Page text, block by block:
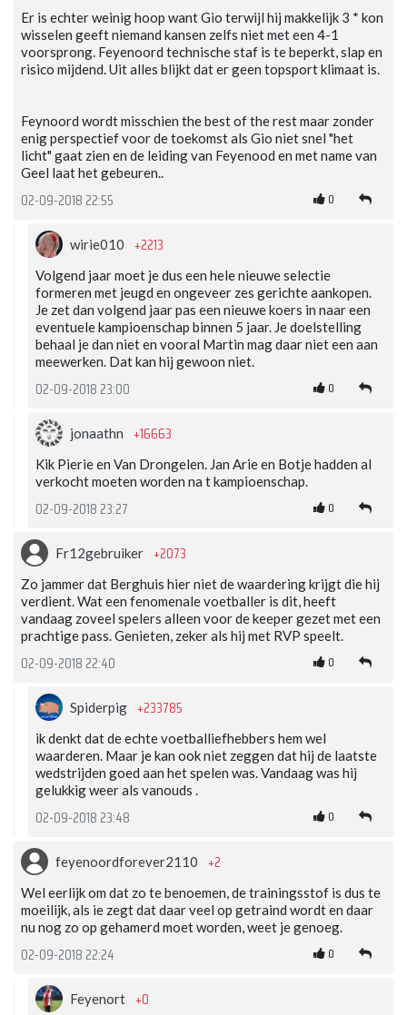
Er is echter weinig hoop want Gio terwijl hij makkelijk 3 * kon
wisselen geeft niemand kansen zelfs niet met een 4-1
voorsprong. Feyenoord technische staf is te beperkt, slap en
risico mijdend. Uit alles blijkt dat er geen topsport klimaat is.
Feynoord wordt misschien the best of the rest maar zonder
enig perspectief voor de toekomst als Gio niet snel "het
licht" gaat zien en de leiding van Feyenood en met name van
Geel laat het gebeuren..
02-09-2018 22:55 0
wirie010 +2213
Volgend jaar moet je dus een hele nieuwe selectie
formeren met jeugd en ongeveer zes gerichte aankopen.
Je zet dan volgend jaar pas een nieuwe koers in naar een
eventuele kampioenschap binnen 5 jaar. Je doelstelling
behaal je dan niet en vooral Martin mag daar niet een aan
meewerken. Dat kan hij gewoon niet.
02-09-2018 23:00 0
jonaathn +16663
Kik Pierie en Van Drongelen. Jan Arie en Botje hadden al
verkocht moeten worden na t kampioenschap.
02-09-2018 23:27 0
Fr12gebruiker +2073
Zo jammer dat Berghuis hier niet de waardering krijgt die hij
verdient. Wat een fenomenale voetballer is dit, heeft
vandaag zoveel spelers alleen voor de keeper gezet met een
prachtige pass. Genieten, zeker als hij met RVP speelt.
02-09-2018 22:40 0
Spiderpig +233785
ik denkt dat de echte voetballiefhebbers hem wel
waarderen. Maar je kan ook niet zeggen dat hij de laatste
wedstrijden goed aan het spelen was. Vandaag was hij
gelukkig weer als vanouds .
02-09-2018 23:48 0
feyenoordforever2110 +2
Wel eerlijk om dat zo te benoemen, de trainingsstof is dus te
moeilijk, als ie zegt dat daar veel op getraind wordt en daar
nu nog zo op gehamerd moet worden, weet je genoeg.
02-09-2018 22:24 0
Feyenort +0